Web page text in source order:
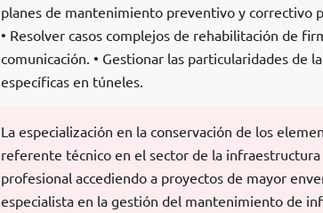
planes de mantenimiento preventivo y correctivo
• Resolver casos complejos de rehabilitación de
comunicación. • Gestionar las particularidades de
específicas en túneles.
La especialización en la conservación de los
referente técnico en el sector de la
profesional accediendo a proyectos de mayor
especialista en la gestión del mantenimiento de